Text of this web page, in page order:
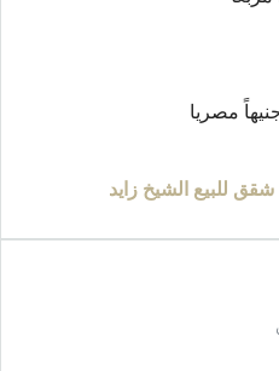
شقق للبيع الشيخ زايد